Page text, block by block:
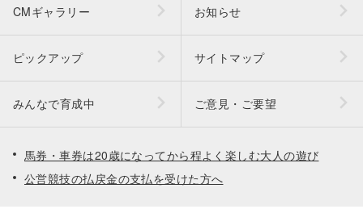
CMギャラリー お知らせ
ピックアップ サイトマップ
みんなで育成中 ご意見・ご要望
馬券・車券は20歳になってから程よく楽しむ大人の遊び
公営競技の払戻金の支払を受けた方へ